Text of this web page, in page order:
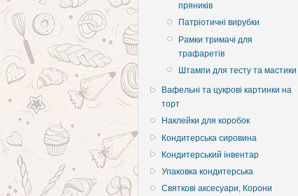
пряників
Патріотичні вирубки
Рамки тримачі для
трафаретів
Штампи для тесту та мастики
Вафельні та цукрові картинки на
торт
Наклейки для коробок
Кондитерська сировина
Кондитерський інвентар
Упаковка кондитерська
Святкові аксесуари, Корони